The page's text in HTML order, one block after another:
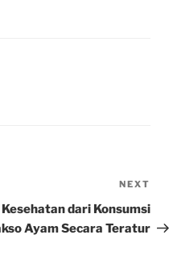
Post
NEXT
dari Konsumsi
Ayam Secara Teratur